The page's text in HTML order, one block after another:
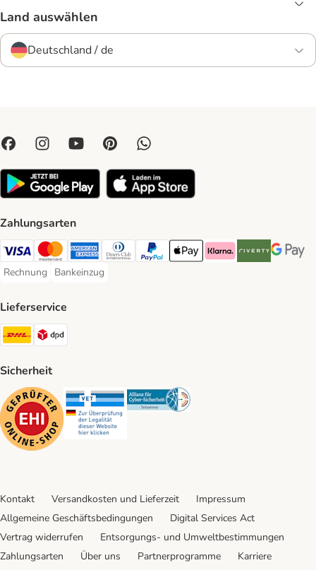
Land auswählen
Deutschland / de
Zahlungsarten
Visa Payment Method
Mastercard Payment Method
American Express Payment Method
Diners Club Payment Method
PayPal Payment Method
Apple Pay Payment Method
Klarna Payment Method
Riverty Payment
Google
Rechnung
Rechnung Payment Method
Bankeinzug
Bankeinzug Payment Method
Lieferservice
DHL Shipping Method
Sicherheit
Security Security Security
Kontakt Versandkosten und Lieferzeit
Impressum
Allgemeine Geschäftsbedingungen
Digital Services Act
Vertrag widerrufen
Entsorgungs- und Umweltbestimmungen
Zahlungsarten
Über uns Partnerprogramme
Karriere